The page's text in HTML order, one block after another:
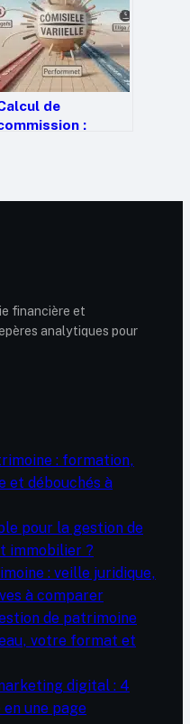
de
:
financière et
analytiques pour
: formation,
et débouchés à
pour la gestion de
immobilier ?
: veille juridique,
à comparer
de patrimoine
votre format et
digital : 4
une page